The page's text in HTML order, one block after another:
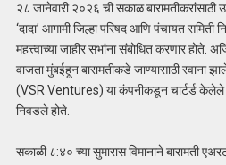
२८ जानेवारी २०२६ ची सकाळ बारामतीकरांसाठी
‘दादा’ आगामी जिल्हा परिषद आणि पंचायत समिती
महत्त्वाच्या जाहीर सभांना संबोधित करणार होते.
वाजता मुंबईहून बारामतीकडे जाण्यासाठी रवाना
(VSR Ventures) या कंपनीकडून चार्टर्ड केलेले
निवडले होते.
सकाळी ८:४० च्या सुमारास विमानाने बारामती